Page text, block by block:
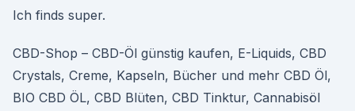
Ich finds super.
CBD-Shop – CBD-Öl günstig kaufen, E-Liquids, CBD
Crystals, Creme, Kapseln, Bücher und mehr CBD Öl,
BIO CBD ÖL, CBD Blüten, CBD Tinktur, Cannabisöl